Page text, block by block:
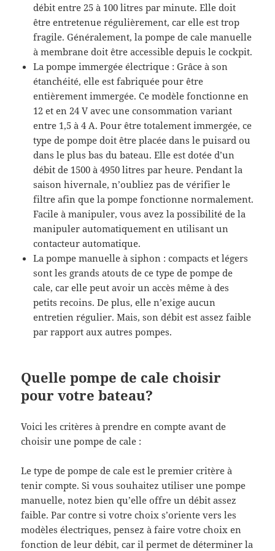
débit entre 25 à 100 litres par minute. Elle doit
être entretenue régulièrement, car elle est trop
fragile. Généralement, la pompe de cale manuelle
à membrane doit être accessible depuis le cockpit.
La pompe immergée électrique : Grâce à son
étanchéité, elle est fabriquée pour être
entièrement immergée. Ce modèle fonctionne en
12 et en 24 V avec une consommation variant
entre 1,5 à 4 A. Pour être totalement immergée, ce
type de pompe doit être placée dans le puisard ou
dans le plus bas du bateau. Elle est dotée d’un
débit de 1500 à 4950 litres par heure. Pendant la
saison hivernale, n’oubliez pas de vérifier le
filtre afin que la pompe fonctionne normalement.
Facile à manipuler, vous avez la possibilité de la
manipuler automatiquement en utilisant un
contacteur automatique.
La pompe manuelle à siphon : compacts et légers
sont les grands atouts de ce type de pompe de
cale, car elle peut avoir un accès même à des
petits recoins. De plus, elle n’exige aucun
entretien régulier. Mais, son débit est assez faible
par rapport aux autres pompes.
Quelle pompe de cale choisir
pour votre bateau?
Voici les critères à prendre en compte avant de
choisir une pompe de cale :
Le type de pompe de cale est le premier critère à
tenir compte. Si vous souhaitez utiliser une pompe
manuelle, notez bien qu’elle offre un débit assez
faible. Par contre si votre choix s’oriente vers les
modèles électriques, pensez à faire votre choix en
fonction de leur débit, car il permet de déterminer la